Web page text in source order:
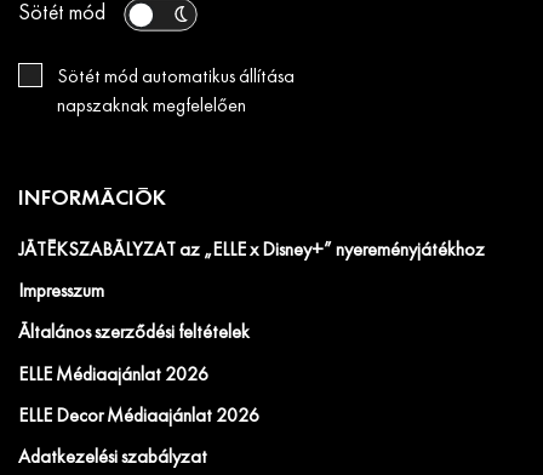
Sötét mód
Sötét mód automatikus állítása
napszaknak megfelelően
INFORMÁCIÓK
JÁTÉKSZABÁLYZAT az „ELLE x Disney+” nyereményjátékhoz
Impresszum
Általános szerződési feltételek
ELLE Médiaajánlat 2026
ELLE Decor Médiaajánlat 2026
Adatkezelési szabályzat